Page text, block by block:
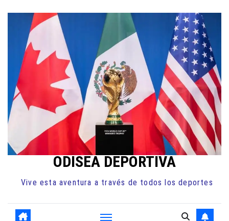
contenido
ODISEA DEPORTIVA
Vive esta aventura a través de todos los deportes